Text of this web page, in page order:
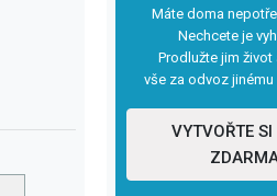
Máte doma
Nechcete je
Prodlužte jim život
vše za odvoz jinému
VYTVOŘTE SI